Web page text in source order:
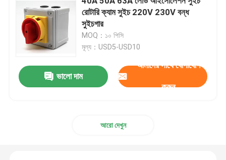
রোটারি ক্যাম সুইচ 220V 230V বন্ধ
সুইচগার
MOQ：১০ পিসি
মূল্য：USD5-USD10
ভালো দাম
আমাদের সাথে যোগাযোগ
করুন
আরো দেখুন